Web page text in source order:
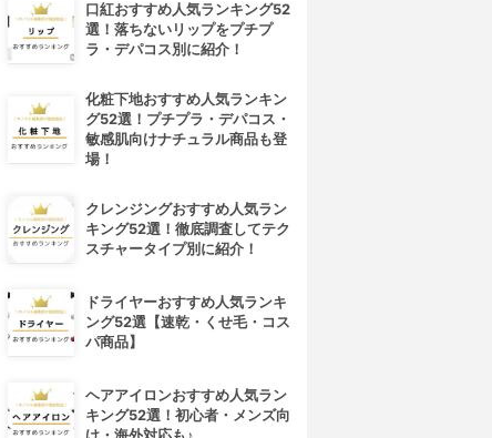
口紅おすすめ人気ランキング52
選！落ちないリップをプチプ
ラ・デパコス別に紹介！
化粧下地おすすめ人気ランキン
グ52選！プチプラ・デパコス・
敏感肌向けナチュラル商品も登
場！
クレンジングおすすめ人気ラン
キング52選！徹底調査してテク
スチャータイプ別に紹介！
ドライヤーおすすめ人気ランキ
ング52選【速乾・くせ毛・コス
パ商品】
ヘアアイロンおすすめ人気ラン
キング52選！初心者・メンズ向